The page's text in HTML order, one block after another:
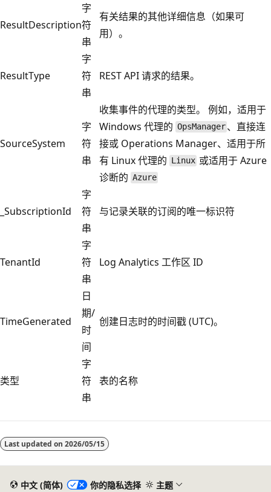
ResultDescription
字
符
串
有关结果的其他详细信息（如果可
用）。
ResultType
字
符
串
REST API 请求的结果。
SourceSystem
字
符
串
收集事件的代理的类型。 例如，适用于
Windows 代理的 OpsManager 、直接连
接或 Operations Manager、适用于所
有 Linux 代理的 Linux 或适用于 Azure
诊断的 Azure
_SubscriptionId
字
符
串
与记录关联的订阅的唯一标识符
TenantId
字
符
串
Log Analytics 工作区 ID
TimeGenerated
日
期/
时
间
创建日志时的时间戳 (UTC)。
类型
字
符
串
表的名称
模
式
Last updated on 2026/05/15
中文 (简体) 你的隐私选择 主题